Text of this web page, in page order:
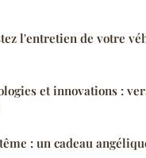
l'entretien de votre
et innovations :
: un cadeau